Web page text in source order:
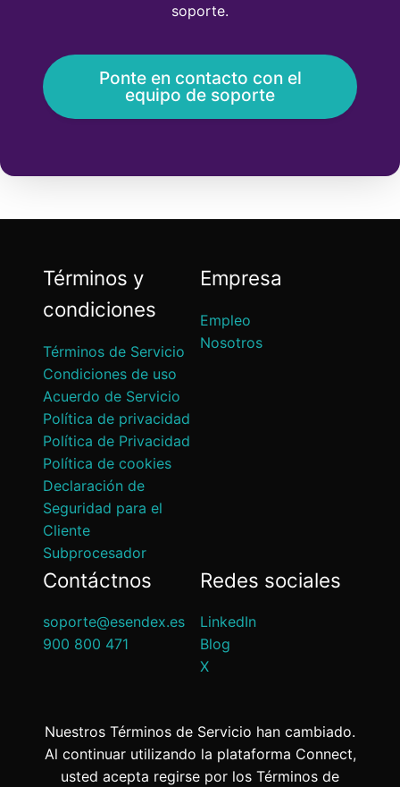
soporte.
Ponte en contacto con el
equipo de soporte
Términos y
condiciones
Términos de Servicio
Condiciones de uso
Acuerdo de Servicio
Política de privacidad
Política de Privacidad
Política de cookies
Declaración de
Seguridad para el
Cliente
Subprocesador
Empresa
Empleo
Nosotros
Contáctnos
soporte@esendex.es
900 800 471
Redes sociales
LinkedIn
Blog
X
Nuestros Términos de Servicio han cambiado.
Al continuar utilizando la plataforma Connect,
usted acepta regirse por los Términos de